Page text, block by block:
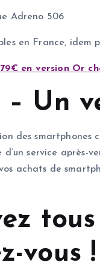
Adreno 506
en France, idem
en version Or
– Un
des smartphones
service après-
achats de
vous !